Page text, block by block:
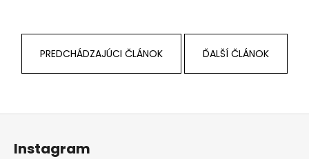
PREDCHÁDZAJÚCI ČLÁNOK ĎALŠÍ ČLÁNOK
Z
Instagram